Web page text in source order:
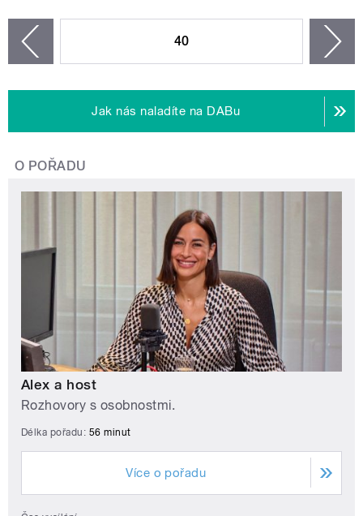
40
Jak nás naladíte na DABu
O POŘADU
Alex a host
Rozhovory s osobnostmi.
Délka pořadu: 56 minut
Více o pořadu